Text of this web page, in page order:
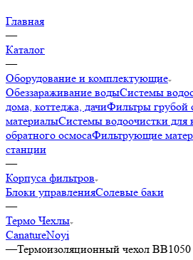
Главная
—
Каталог
—
Оборудование и комплектующие
Обеззараживание водыСистемы
дома, коттеджа, дачиФильтры грубой
материалыСистемы водоочистки для
обратного осмосаФильтрующие
станции
—
Корпуса фильтров
Блоки управленияСолевые баки
—
Термо Чехлы
CanatureNoyi
—Термоизоляционный чехол BB1050